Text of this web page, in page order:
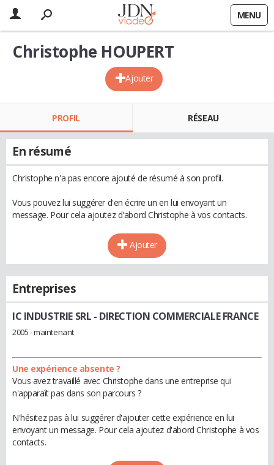
MENU
Ajouter
Christophe HOUPERT
PROFIL RÉSEAU
En résumé
Christophe n'a pas encore ajouté de résumé à son profil.
Vous pouvez lui suggérer d'en écrire un en lui envoyant un
message. Pour cela ajoutez d'abord Christophe à vos contacts.
Ajouter
Entreprises
IC INDUSTRIE SRL - DIRECTION COMMERCIALE FRANCE
2005 - maintenant
Une expérience absente ?
Vous avez travaillé avec Christophe dans une entreprise qui
n'apparaît pas dans son parcours ?
N'hésitez pas à lui suggérer d'ajouter cette expérience en lui
envoyant un message. Pour cela ajoutez d'abord Christophe à vos
contacts.